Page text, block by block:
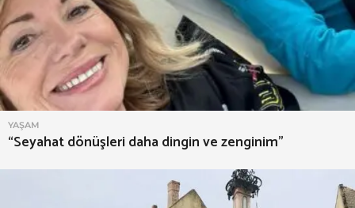
YAŞAM
“Seyahat dönüşleri daha dingin ve zenginim”